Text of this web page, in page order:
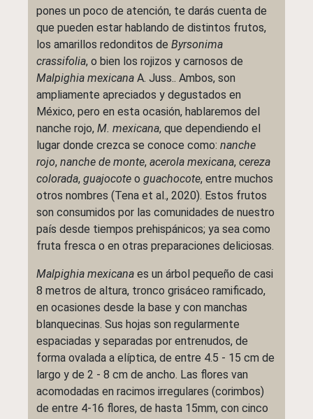
pones un poco de atención, te darás cuenta de
que pueden estar hablando de distintos frutos,
los amarillos redonditos de Byrsonima
crassifolia, o bien los rojizos y carnosos de
Malpighia mexicana A. Juss.. Ambos, son
ampliamente apreciados y degustados en
México, pero en esta ocasión, hablaremos del
nanche rojo, M. mexicana, que dependiendo el
lugar donde crezca se conoce como: nanche
rojo, nanche de monte, acerola mexicana, cereza
colorada, guajocote o guachocote, entre muchos
otros nombres (Tena et al., 2020). Estos frutos
son consumidos por las comunidades de nuestro
país desde tiempos prehispánicos; ya sea como
fruta fresca o en otras preparaciones deliciosas.
Malpighia mexicana es un árbol pequeño de casi
8 metros de altura, tronco grisáceo ramificado,
en ocasiones desde la base y con manchas
blanquecinas. Sus hojas son regularmente
espaciadas y separadas por entrenudos, de
forma ovalada a elíptica, de entre 4.5 - 15 cm de
largo y de 2 - 8 cm de ancho. Las flores van
acomodadas en racimos irregulares (corimbos)
de entre 4-16 flores, de hasta 15mm, con cinco